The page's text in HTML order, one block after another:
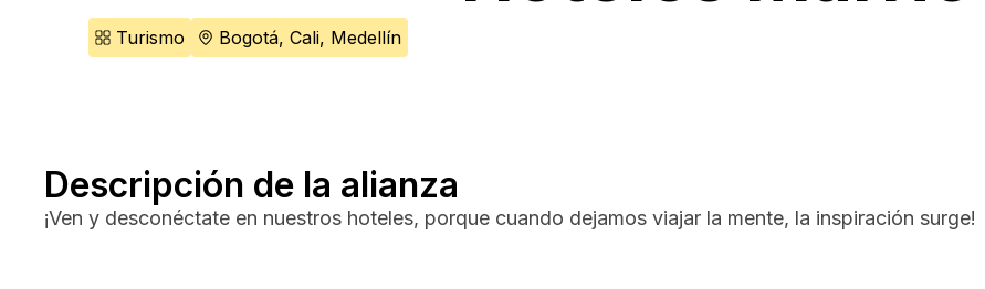
Turismo Bogotá, Cali, Medellín
Descripción de la alianza
¡Ven y desconéctate en nuestros hoteles, porque cuando dejamos viajar la mente, la inspiración surge!